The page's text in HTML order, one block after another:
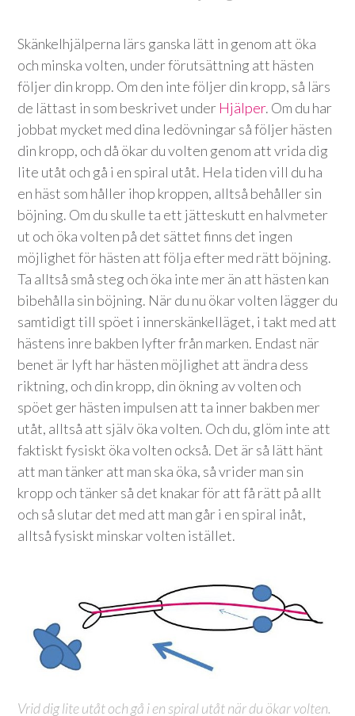
Skänkelhjälperna lärs ganska lätt in genom att öka
och minska volten, under förutsättning att hästen
följer din kropp. Om den inte följer din kropp, så lärs
de lättast in som beskrivet under Hjälper. Om du har
jobbat mycket med dina ledövningar så följer hästen
din kropp, och då ökar du volten genom att vrida dig
lite utåt och gå i en spiral utåt. Hela tiden vill du ha
en häst som håller ihop kroppen, alltså behåller sin
böjning. Om du skulle ta ett jätteskutt en halvmeter
ut och öka volten på det sättet finns det ingen
möjlighet för hästen att följa efter med rätt böjning.
Ta alltså små steg och öka inte mer än att hästen kan
bibehålla sin böjning. När du nu ökar volten lägger du
samtidigt till spöet i innerskänkelläget, i takt med att
hästens inre bakben lyfter från marken. Endast när
benet är lyft har hästen möjlighet att ändra dess
riktning, och din kropp, din ökning av volten och
spöet ger hästen impulsen att ta inner bakben mer
utåt, alltså att själv öka volten. Och du, glöm inte att
faktiskt fysiskt öka volten också. Det är så lätt hänt
att man tänker att man ska öka, så vrider man sin
kropp och tänker så det knakar för att få rätt på allt
och så slutar det med att man går i en spiral inåt,
alltså fysiskt minskar volten istället.
Vrid dig lite utåt och gå i en spiral utåt när du ökar volten.